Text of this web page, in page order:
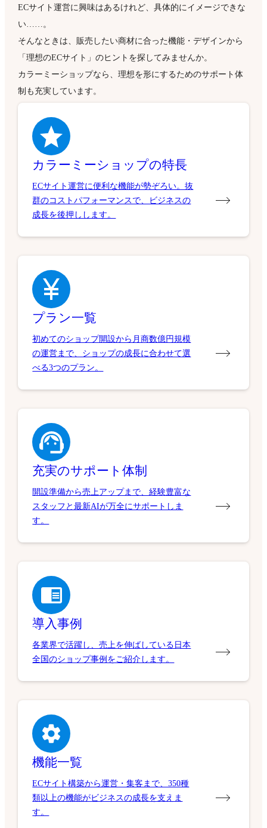
ECサイト運営に興味はあるけれど、具体的にイメージできな
い……。
そんなときは、販売したい商材に合った機能・デザインから
「理想のECサイト」のヒントを探してみませんか。
カラーミーショップなら、理想を形にするためのサポート体
制も充実しています。
カラーミーショップの特長
ECサイト運営に便利な機能が勢ぞろい。抜
群のコストパフォーマンスで、ビジネスの
成長を後押しします。
プラン一覧
初めてのショップ開設から月商数億円規模
の運営まで、ショップの成長に合わせて選
べる3つのプラン。
充実のサポート体制
開設準備から売上アップまで、経験豊富な
スタッフと最新AIが万全にサポートしま
す。
導入事例
各業界で活躍し、売上を伸ばしている日本
全国のショップ事例をご紹介します。
機能一覧
ECサイト構築から運営・集客まで、350種
類以上の機能がビジネスの成長を支えま
す。